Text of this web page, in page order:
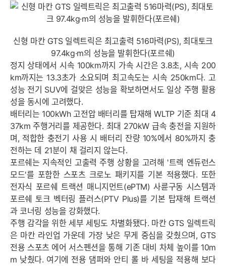
신형 마칸 GTS 일렉트릭은 최고출력 516마력(PS), 최대토크
97.4kg·m의 성능을 발휘한다(포르쉐)
정지 상태에서 시속 100km까지 가속 시간은 3.8초, 시속 200
km까지는 13.3초가 소요되며 최고속도는 시속 250km다. 고
성능 전기 SUV에 걸맞은 성능을 확보하면서도 일상 주행 활용
성을 동시에 고려했다.
배터리는 100kWh 고전압 배터리를 탑재해 WLTP 기준 최대 4
37km 주행거리를 제공한다. 최대 270kW 급속 충전을 지원하
며, 적합한 충전기 사용 시 배터리 잔량 10%에서 80%까지 충
전하는 데 21분이 채 걸리지 않는다.
포르쉐는 지속적인 고출력 주행 상황을 고려해 '트랙 엔듀런스
모드'를 포함한 스포츠 크로노 패키지를 기본 적용했다. 또한
전자식 포르쉐 트랙션 매니지먼트(ePTM) 사륜구동 시스템과
포르쉐 토크 벡터링 플러스(PTV Plus)를 기본 탑재해 트랙션
과 코너링 성능을 강화했다.
주행 감각을 위한 세부 세팅도 차별화됐다. 마칸 GTS 일렉트릭
은 마칸 라인업 가운데 가장 낮은 무게 중심을 갖췄으며, GTS
전용 스포츠 에어 서스펜션을 통해 기존 대비 차체 높이를 10m
m 낮췄다. 여기에 전용 댐퍼와 안티 롤 바 세팅을 적용해 보다